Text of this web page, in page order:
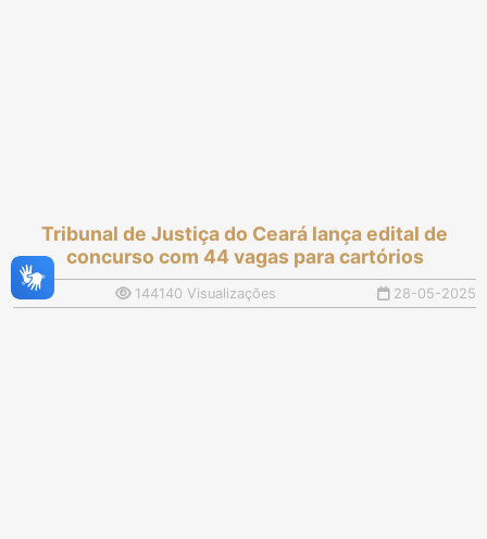
Tribunal de Justiça do Ceará lança edital de
concurso com 44 vagas para cartórios
144140 Visualizações 28-05-2025